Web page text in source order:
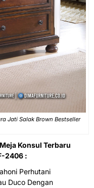
Jati Salak Brown Bestseller
Konsul Terbaru
2406 :
Perhutani
Duco Dengan